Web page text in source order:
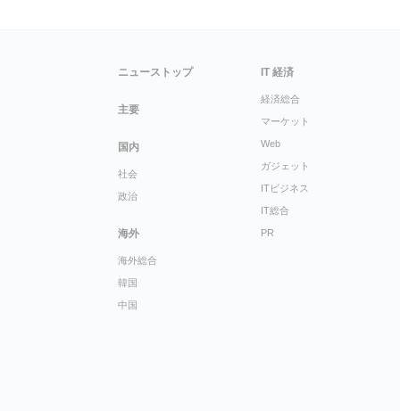
ニューストップ
主要
国内
社会
政治
海外
海外総合
韓国
中国
IT 経済
経済総合
マーケット
Web
ガジェット
ITビジネス
IT総合
PR